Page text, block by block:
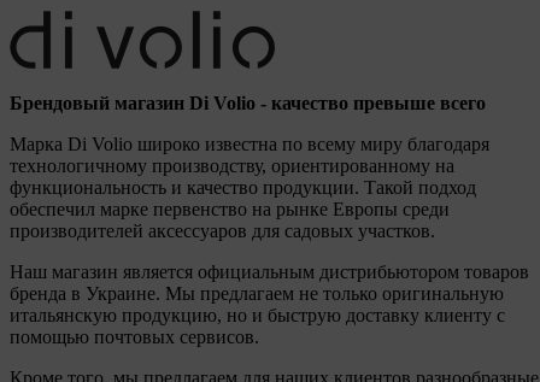
Брендовый магазин Di Volio - качество превыше всего
Марка Di Volio широко известна по всему миру благодаря
технологичному производству, ориентированному на
функциональность и качество продукции. Такой подход
обеспечил марке первенство на рынке Европы среди
производителей аксессуаров для садовых участков.
Наш магазин является официальным дистрибьютором товаров
бренда в Украине. Мы предлагаем не только оригинальную
итальянскую продукцию, но и быструю доставку клиенту с
помощью почтовых сервисов.